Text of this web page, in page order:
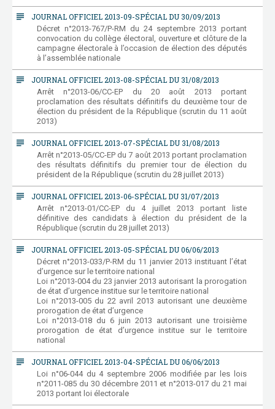
subject JOURNAL OFFICIEL 2013-09-SPÉCIAL DU 30/09/2013
Décret n°2013-767/P-RM du 24 septembre 2013 portant
convocation du collège électoral, ouverture et clôture de la
campagne électorale à l’occasion de élection des députés
à l’assemblée nationale
subject JOURNAL OFFICIEL 2013-08-SPÉCIAL DU 31/08/2013
Arrêt n°2013-06/CC-EP du 20 août 2013 portant
proclamation des résultats définitifs du deuxième tour de
élection du président de la République (scrutin du 11 août
2013)
subject JOURNAL OFFICIEL 2013-07-SPÉCIAL DU 31/08/2013
Arrêt n°2013-05/CC-EP du 7 août 2013 portant proclamation
des résultats définitifs du premier tour de élection du
président de la République (scrutin du 28 juillet 2013)
subject JOURNAL OFFICIEL 2013-06-SPÉCIAL DU 31/07/2013
Arrêt n°2013-01/CC-EP du 4 juillet 2013 portant liste
définitive des candidats à élection du président de la
République (scrutin du 28 juillet 2013)
subject JOURNAL OFFICIEL 2013-05-SPÉCIAL DU 06/06/2013
Décret n°2013-033/P-RM du 11 janvier 2013 instituant l’état
d’urgence sur le territoire national
Loi n°2013-004 du 23 janvier 2013 autorisant la prorogation
de état d’urgence institue sur le territoire national
Loi n°2013-005 du 22 avril 2013 autorisant une deuxième
prorogation de état d’urgence
Loi n°2013-018 du 6 juin 2013 autorisant une troisième
prorogation de état d’urgence institue sur le territoire
national
subject JOURNAL OFFICIEL 2013-04-SPÉCIAL DU 06/06/2013
Loi n°06-044 du 4 septembre 2006 modifiée par les lois
n°2011-085 du 30 décembre 2011 et n°2013-017 du 21 mai
2013 portant loi électorale